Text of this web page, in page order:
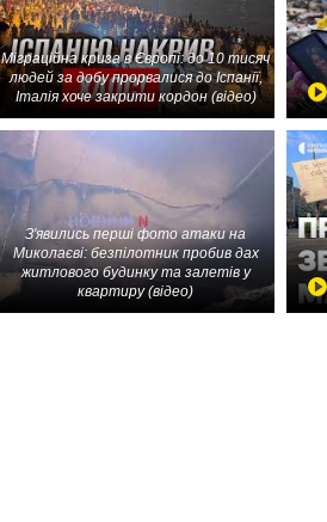
Міграційна криза в Європі: до 10 тисяч
людей за добу прорвалися до Іспанії,
Італія хоче закрити кордон (відео)
З'явились перші фото атаки на
Миколаєві: безпілотник пробив дах
житлового будинку та залетів у
квартиру (відео)